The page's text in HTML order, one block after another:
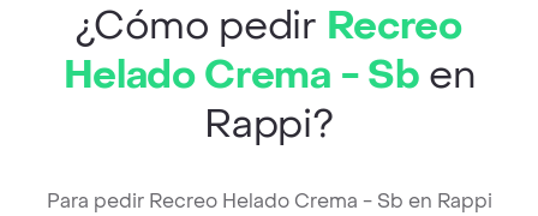
¿Cómo pedir Recreo
Helado Crema - Sb en
Rappi?
Para pedir Recreo Helado Crema - Sb en Rappi